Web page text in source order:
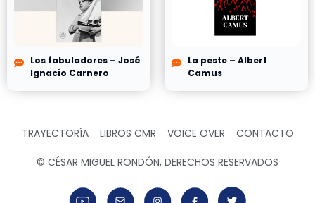
Los fabuladores – José
Ignacio Carnero
La peste – Albert
Camus
TRAYECTORÍA LIBROS CMR VOICE OVER CONTACTO
© CÉSAR MIGUEL RONDÓN, DERECHOS RESERVADOS